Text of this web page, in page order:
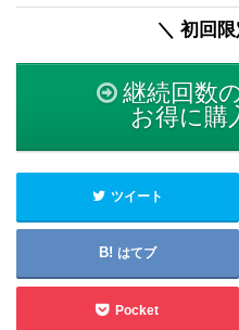
＼ 初回
継続回数
お得に購
ツイート
はてブ
Pocket